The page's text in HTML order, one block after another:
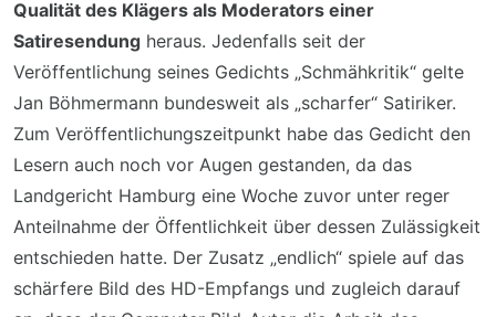
Qualität des Klägers als Moderators einer
Satiresendung heraus. Jedenfalls seit der
Veröffentlichung seines Gedichts „Schmähkritik“ gelte
Jan Böhmermann bundesweit als „scharfer“ Satiriker.
Zum Veröffentlichungszeitpunkt habe das Gedicht den
Lesern auch noch vor Augen gestanden, da das
Landgericht Hamburg eine Woche zuvor unter reger
Anteilnahme der Öffentlichkeit über dessen Zulässigkeit
entschieden hatte. Der Zusatz „endlich“ spiele auf das
schärfere Bild des HD-Empfangs und zugleich darauf